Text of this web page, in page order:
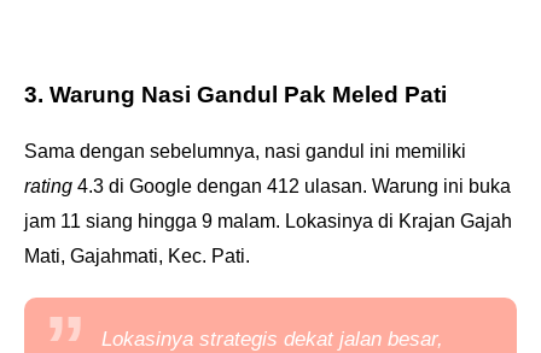
3. Warung Nasi Gandul Pak Meled Pati
Sama dengan sebelumnya, nasi gandul ini memiliki
rating 4.3 di Google dengan 412 ulasan. Warung ini buka
jam 11 siang hingga 9 malam. Lokasinya di Krajan Gajah
Mati, Gajahmati, Kec. Pati.
Lokasinya strategis dekat jalan besar,